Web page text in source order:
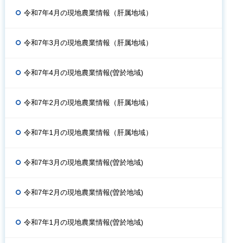
令和7年4月の現地農業情報（肝属地域）
令和7年3月の現地農業情報（肝属地域）
令和7年4月の現地農業情報(曽於地域)
令和7年2月の現地農業情報（肝属地域）
令和7年1月の現地農業情報（肝属地域）
令和7年3月の現地農業情報(曽於地域)
令和7年2月の現地農業情報(曽於地域)
令和7年1月の現地農業情報(曽於地域)